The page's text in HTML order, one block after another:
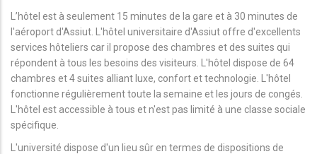
L’hôtel est à seulement 15 minutes de la gare et à 30 minutes de
l'aéroport d'Assiut. L'hôtel universitaire d'Assiut offre d'excellents
services hôteliers car il propose des chambres et des suites qui
répondent à tous les besoins des visiteurs. L'hôtel dispose de 64
chambres et 4 suites alliant luxe, confort et technologie. L'hôtel
fonctionne régulièrement toute la semaine et les jours de congés.
L'hôtel est accessible à tous et n'est pas limité à une classe sociale
spécifique.
L'université dispose d'un lieu sûr en termes de dispositions de